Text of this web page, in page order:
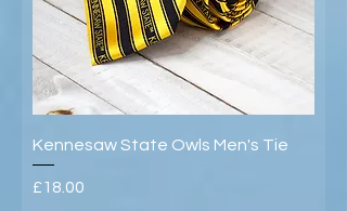
Kennesaw State Owls Men's Tie
가격
£18.00